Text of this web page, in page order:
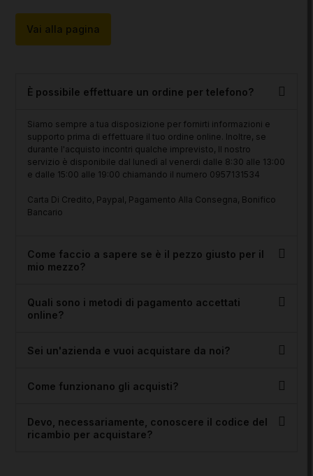
Vai alla pagina
È possibile effettuare un ordine per telefono?
Siamo sempre a tua disposizione per fornirti informazioni e
supporto prima di effettuare il tuo ordine online. Inoltre, se
durante l'acquisto incontri qualche imprevisto, Il nostro
servizio è disponibile dal lunedì al venerdi dalle 8:30 alle 13:00
e dalle 15:00 alle 19:00 chiamando il numero 0957131534
Carta Di Credito, Paypal, Pagamento Alla Consegna, Bonifico
Bancario
Come faccio a sapere se è il pezzo giusto per il
mio mezzo?
Quali sono i metodi di pagamento accettati
online?
Sei un'azienda e vuoi acquistare da noi?
Come funzionano gli acquisti?
Devo, necessariamente, conoscere il codice del
ricambio per acquistare?